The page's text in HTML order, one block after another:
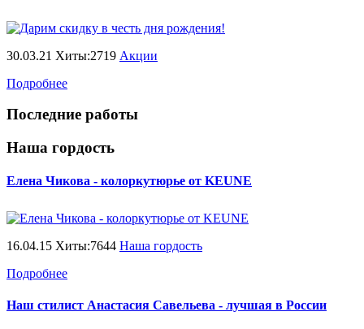
30.03.21 Хиты:2719 Акции
Подробнее
Последние работы
Наша гордость
Елена Чикова - колоркутюрье от KEUNE
16.04.15 Хиты:7644 Наша гордость
Подробнее
Наш стилист Анастасия Савельева - лучшая в России